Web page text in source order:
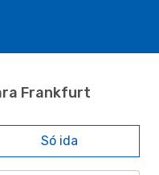
Frankfurt
Só ida